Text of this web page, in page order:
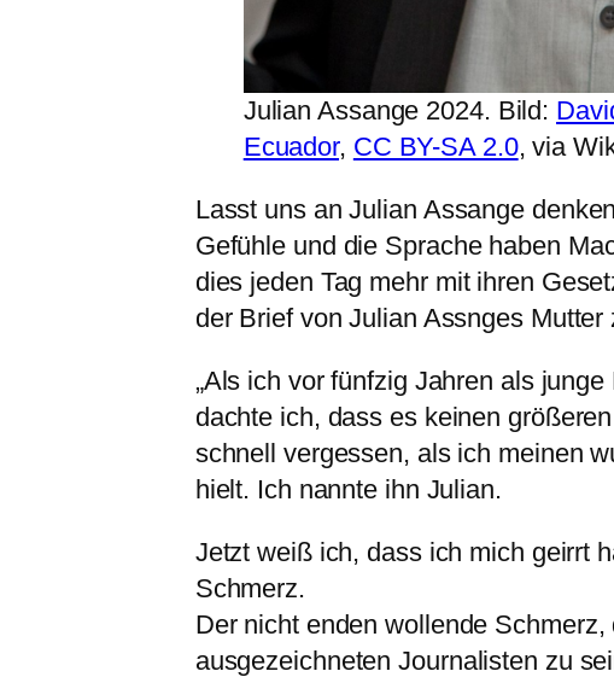
Julian Assange 2024. Bild:
Ecuador, CC BY-SA 2.0, via
Lasst uns an Julian Assange
Gefühle und die Sprache haben
dies jeden Tag mehr mit ihren
der Brief von Julian Assnges
„Als ich vor fünfzig Jahren als
dachte ich, dass es keinen
schnell vergessen, als ich meinen
hielt. Ich nannte ihn Julian.
Jetzt weiß ich, dass ich mich geirrt
Schmerz.
Der nicht enden wollende
ausgezeichneten Journalisten zu